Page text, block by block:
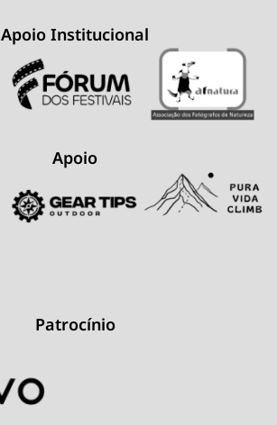
Apoio Institucional
Apoio
Patrocínio